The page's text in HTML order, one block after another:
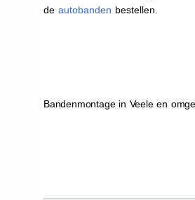
de autobanden bestellen.
Bandenmontage in Veele en